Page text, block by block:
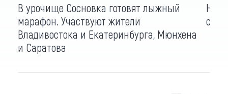
В урочище Сосновка готовят лыжный
марафон. Участвуют жители
Владивостока и Екатеринбурга, Мюнхена
и Саратова
На